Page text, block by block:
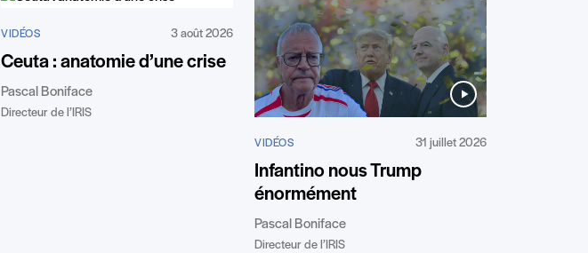
VIDÉOS 3 août 2026
Ceuta : anatomie d’une crise
Pascal Boniface
Directeur de l’IRIS
VIDÉOS 31 juillet 2026
Infantino nous Trump
énormément
Pascal Boniface
Directeur de l’IRIS